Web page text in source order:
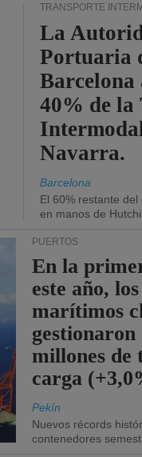
TRANSPORTE
La
Portuaria
40% de la
Navarra.
Barcelona
El 60% restante
en manos de
PUERTOS
En la
este año,
marítimos
gestionaron
millones de
carga
Pekín
Nuevos récords
contenedores